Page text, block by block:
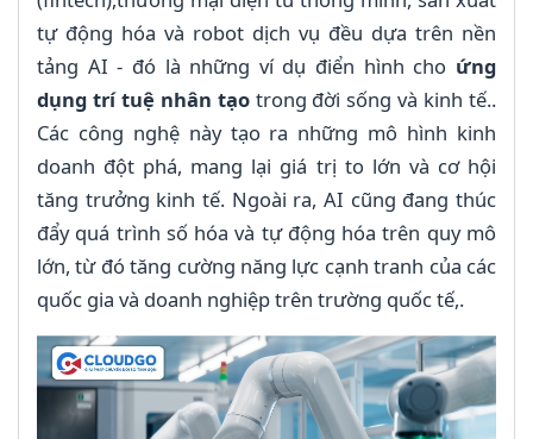
tự động hóa và robot dịch vụ đều dựa trên nền
tảng AI - đó là những ví dụ điển hình cho ứng
dụng trí tuệ nhân tạotrong đời sống và kinh tế..
Các công nghệ này tạo ra những mô hình kinh
doanh đột phá, mang lại giá trị to lớn và cơ hội
tăng trưởng kinh tế. Ngoài ra, AI cũng đang thúc
đẩy quá trình số hóa và tự động hóa trên quy mô
lớn, từ đó tăng cường năng lực cạnh tranh của các
quốc gia và doanh nghiệp trên trường quốc tế,.